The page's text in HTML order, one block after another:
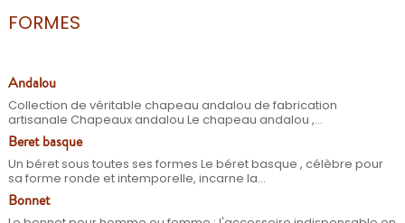
FORMES
Andalou
Collection de véritable chapeau andalou de fabrication
artisanale Chapeaux andalou Le chapeau andalou ,...
Beret basque
Un béret sous toutes ses formes Le béret basque , célèbre pour
sa forme ronde et intemporelle, incarne la...
Bonnet